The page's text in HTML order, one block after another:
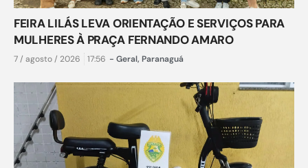
FEIRA LILÁS LEVA ORIENTAÇÃO E SERVIÇOS PARA
MULHERES À PRAÇA FERNANDO AMARO
7 / agosto / 2026 17:56 - Geral, Paranaguá